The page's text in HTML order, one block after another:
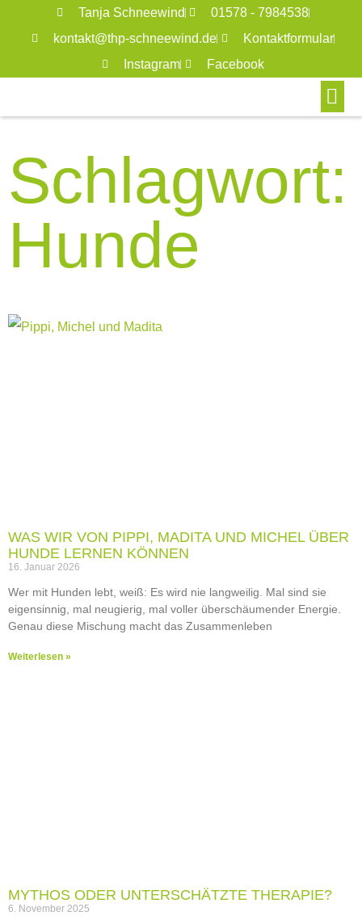
Tanja Schneewind
01578 - 7984538
kontakt@thp-schneewind.de
Kontaktformular
Instagram
Facebook
Schlagwort:
Hunde
WAS WIR VON PIPPI, MADITA UND MICHEL ÜBER
HUNDE LERNEN KÖNNEN
16. Januar 2026
Wer mit Hunden lebt, weiß: Es wird nie langweilig. Mal sind sie
eigensinnig, mal neugierig, mal voller überschäumender Energie.
Genau diese Mischung macht das Zusammenleben
Weiterlesen »
MYTHOS ODER UNTERSCHÄTZTE THERAPIE?
6. November 2025